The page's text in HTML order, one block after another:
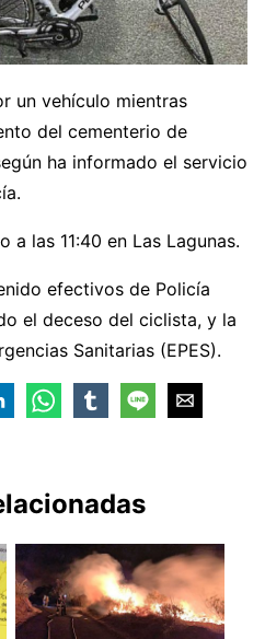
un vehículo mientras
del cementerio de
ha informado el servicio
a las 11:40 en Las Lagunas.
efectivos de Policía
el deceso del ciclista, y la
Sanitarias (EPES).